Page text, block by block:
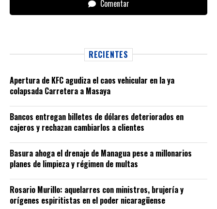
Comentar
RECIENTES
Apertura de KFC agudiza el caos vehicular en la ya
colapsada Carretera a Masaya
Bancos entregan billetes de dólares deteriorados en
cajeros y rechazan cambiarlos a clientes
Basura ahoga el drenaje de Managua pese a millonarios
planes de limpieza y régimen de multas
Rosario Murillo: aquelarres con ministros, brujería y
orígenes espiritistas en el poder nicaragüense